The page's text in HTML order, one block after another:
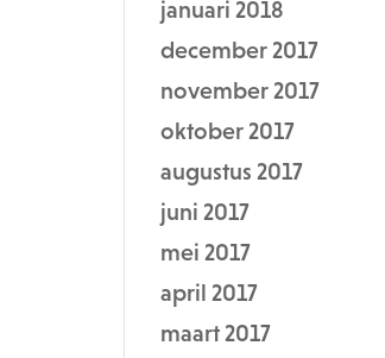
januari 2018
december 2017
november 2017
oktober 2017
augustus 2017
juni 2017
mei 2017
april 2017
maart 2017